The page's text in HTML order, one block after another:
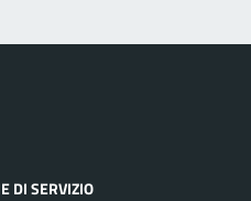
DI SERVIZIO